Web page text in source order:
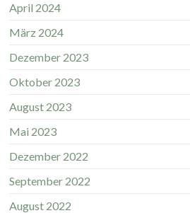
April 2024
März 2024
Dezember 2023
Oktober 2023
August 2023
Mai 2023
Dezember 2022
September 2022
August 2022